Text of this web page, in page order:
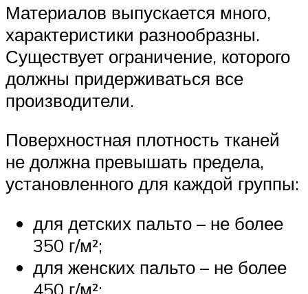
Материалов выпускается много,
характеристики разнообразны.
Существует ограничение, которого
должны придерживаться все
производители.
Поверхностная плотность тканей
не должна превышать предела,
установленного для каждой группы:
для детских пальто – не более
350 г/м²;
для женских пальто – не более
450 г/м²;